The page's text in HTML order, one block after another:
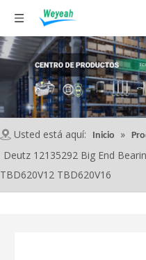
Usted está aquí: Inicio »
Deutz 12135292 Big End
TBD620V12 TBD620V16